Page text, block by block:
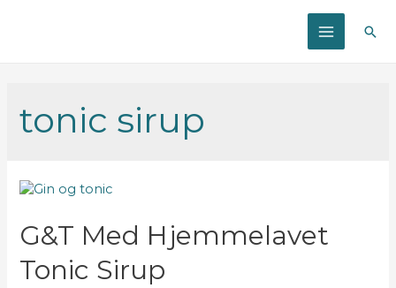
MAIN
Søg
tonic sirup
G&T Med Hjemmelavet
Tonic Sirup